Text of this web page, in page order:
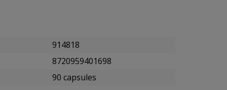
914818
8720959401698
90 capsules